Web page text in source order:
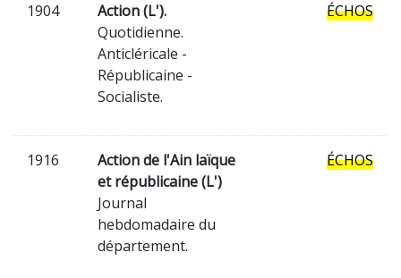
1904
Action (L').
Quotidienne.
Anticléricale -
Républicaine -
Socialiste.
ÉCHOS
1916
Action de l'Ain laïque
et républicaine (L')
Journal
hebdomadaire du
département.
ÉCHOS